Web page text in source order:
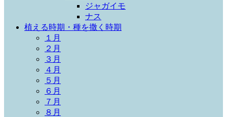
ジャガイモ
ナス
植える時期・種を撒く時期
１月
２月
３月
４月
５月
６月
７月
８月